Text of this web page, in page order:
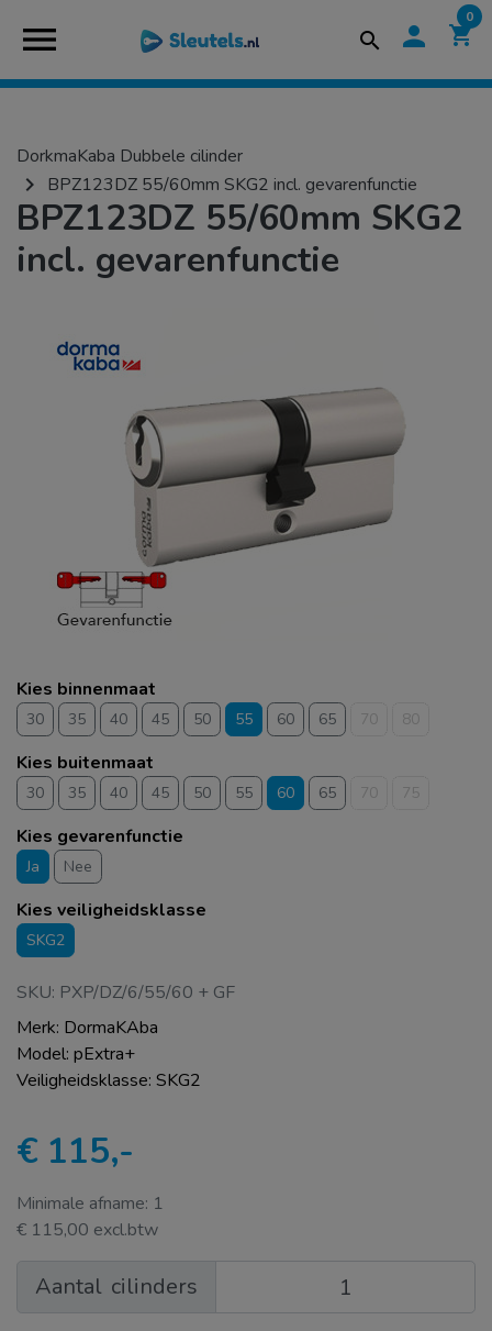
menu search person shopping_cart
0
DorkmaKaba Dubbele cilinder
navigate_next BPZ123DZ 55/60mm SKG2 incl. gevarenfunctie
BPZ123DZ 55/60mm SKG2
incl. gevarenfunctie
Kies binnenmaat
30 35 40 45 50 55 60 65 70 80
Kies buitenmaat
30 35 40 45 50 55 60 65 70 75
Kies gevarenfunctie
Ja Nee
Kies veiligheidsklasse
SKG2
SKU: PXP/DZ/6/55/60 + GF
Merk: DormaKAba
Model: pExtra+
Veiligheidsklasse: SKG2
€ 115,-
Minimale afname: 1
€ 115,00 excl.btw
Aantal cilinders